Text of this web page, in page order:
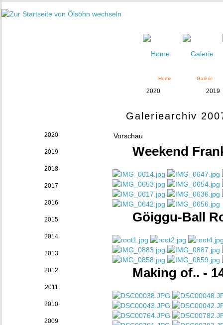
Home Galerie
2020 2019
2020
2019
2018
2017
2016
2015
2014
2013
2012
2011
2010
2009
Galeriearchiv
Vorschau
Weekend
Göiggu-Ball
Making of.. -